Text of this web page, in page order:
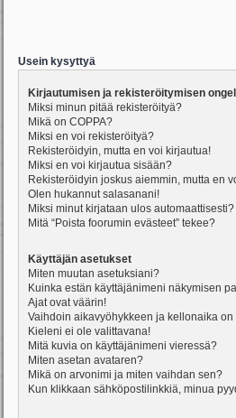
Usein kysyttyä
Kirjautumisen ja rekisteröitymisen
Miksi minun pitää rekisteröityä?
Mikä on COPPA?
Miksi en voi rekisteröityä?
Rekisteröidyin, mutta en voi kirjautua!
Miksi en voi kirjautua sisään?
Rekisteröidyin joskus aiemmin, mutta en
Olen hukannut salasanani!
Miksi minut kirjataan ulos automaattisesti?
Mitä “Poista foorumin evästeet” tekee?
Käyttäjän asetukset
Miten muutan asetuksiani?
Kuinka estän käyttäjänimeni näkymisen
Ajat ovat väärin!
Vaihdoin aikavyöhykkeen ja kellonaika on
Kieleni ei ole valittavana!
Mitä kuvia on käyttäjänimeni vieressä?
Miten asetan avataren?
Mikä on arvonimi ja miten vaihdan sen?
Kun klikkaan sähköpostilinkkiä, minua